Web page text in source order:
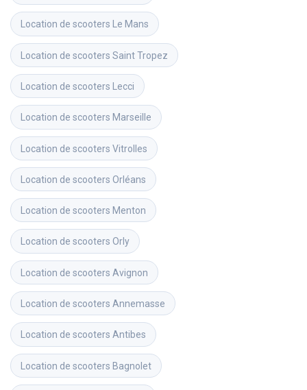
Location de scooters Le Mans
Location de scooters Saint Tropez
Location de scooters Lecci
Location de scooters Marseille
Location de scooters Vitrolles
Location de scooters Orléans
Location de scooters Menton
Location de scooters Orly
Location de scooters Avignon
Location de scooters Annemasse
Location de scooters Antibes
Location de scooters Bagnolet